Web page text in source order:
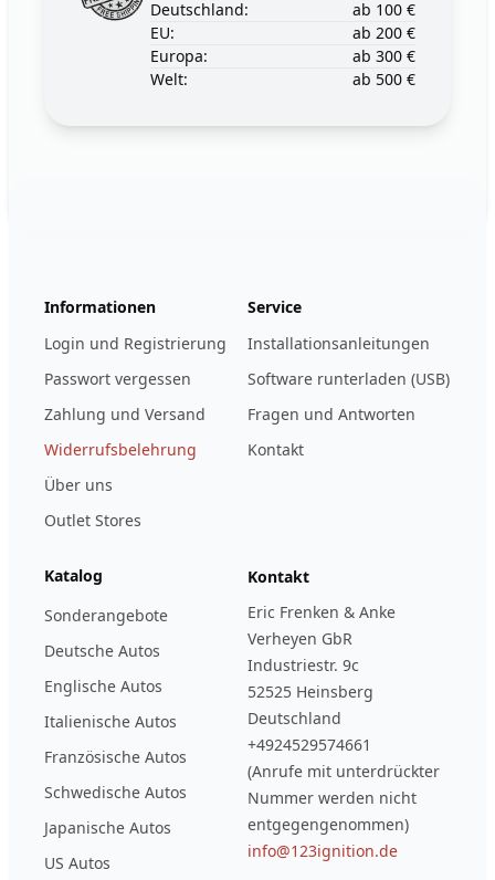
Deutschland:
ab 100 €
EU:
ab 200 €
Europa:
ab 300 €
Welt:
ab 500 €
Informationen
Login und Registrierung
Passwort vergessen
Zahlung und Versand
Widerrufsbelehrung
Über uns
Outlet Stores
Service
Installationsanleitungen
Software runterladen (USB)
Fragen und Antworten
Kontakt
Katalog
Sonderangebote
Deutsche Autos
Englische Autos
Italienische Autos
Französische Autos
Schwedische Autos
Japanische Autos
US Autos
Kontakt
Eric Frenken & Anke
Verheyen GbR
Industriestr. 9c
52525 Heinsberg
Deutschland
+4924529574661
(Anrufe mit unterdrückter
Nummer werden nicht
entgegengenommen)
info@123ignition.de